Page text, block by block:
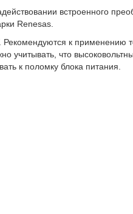
встроенного
Renesas.
к применению
учитывать, что
к поломку блока питания.